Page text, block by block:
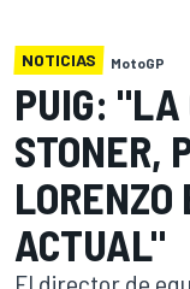
NOTICIAS MotoGP
PUIG: "LA
STONER,
ACTUAL"